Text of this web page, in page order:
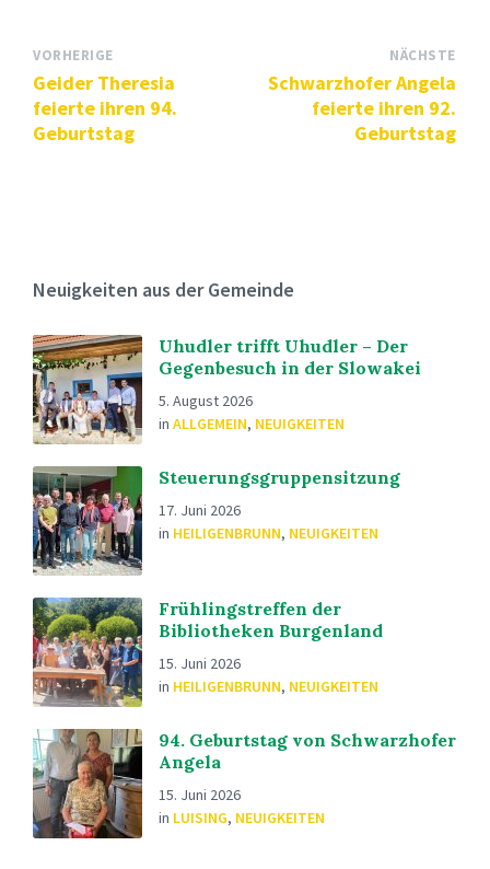
VORHERIGE
Geider Theresia
feierte ihren 94.
Geburtstag
NÄCHSTE
Schwarzhofer Angela
feierte ihren 92.
Geburtstag
Neuigkeiten aus der Gemeinde
Uhudler trifft Uhudler – Der
Gegenbesuch in der Slowakei
5. August 2026
in ALLGEMEIN, NEUIGKEITEN
Steuerungsgruppensitzung
17. Juni 2026
in HEILIGENBRUNN, NEUIGKEITEN
Frühlingstreffen der
Bibliotheken Burgenland
15. Juni 2026
in HEILIGENBRUNN, NEUIGKEITEN
94. Geburtstag von Schwarzhofer
Angela
15. Juni 2026
in LUISING, NEUIGKEITEN